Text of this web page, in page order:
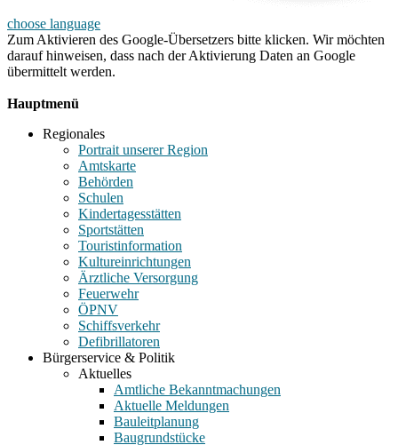
choose language
Zum Aktivieren des Google-Übersetzers bitte klicken. Wir möchten
darauf hinweisen, dass nach der Aktivierung Daten an Google
übermittelt werden.
Hauptmenü
Regionales
Portrait unserer Region
Amtskarte
Behörden
Schulen
Kindertagesstätten
Sportstätten
Touristinformation
Kultureinrichtungen
Ärztliche Versorgung
Feuerwehr
ÖPNV
Schiffsverkehr
Defibrillatoren
Bürgerservice & Politik
Aktuelles
Amtliche Bekanntmachungen
Aktuelle Meldungen
Bauleitplanung
Baugrundstücke